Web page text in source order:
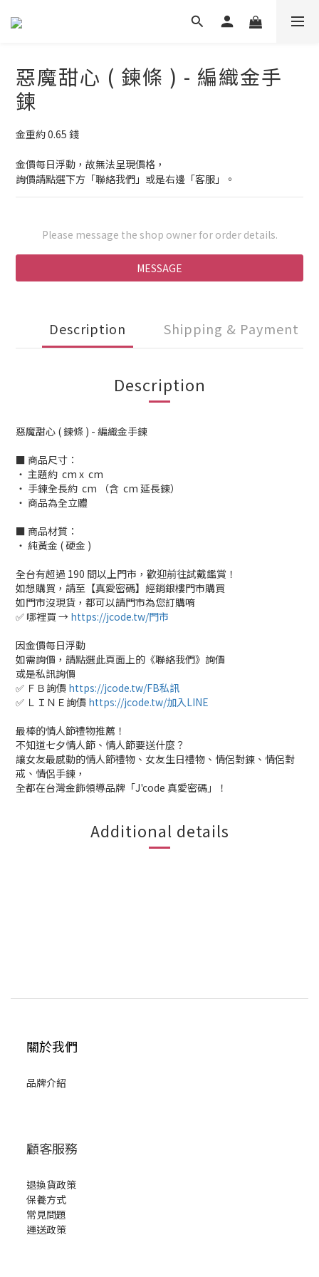
惡魔甜心 ( 鍊條 ) - 編織金手
鍊
金重約 0.65 錢
金價每日浮動，故無法呈現價格，
詢價請點選下方「聯絡我們」或是右邊「客服」。
Please message the shop owner for order details.
MESSAGE
Description Shipping & Payment
Description
惡魔甜心 ( 鍊條 ) - 編織金手鍊
■ 商品尺寸：
‧ 主題約 cm x cm
‧ 手鍊全長約 cm （含 cm 延長鍊）
‧ 商品為全立體
■ 商品材質：
‧ 純黃金 ( 硬金 )
全台有超過 190 間以上門市，歡迎前往試戴鑑賞！
如想購買，請至【真愛密碼】經銷銀樓門市購買
如門市沒現貨，都可以請門市為您訂購唷
✅ 哪裡買 → https://jcode.tw/門市
因金價每日浮動
如需詢價，請點選此頁面上的《聯絡我們》詢價
或是私訊詢價
✅ ＦＢ詢價 https://jcode.tw/FB私訊
✅ ＬＩＮＥ詢價 https://jcode.tw/加入LINE
最棒的情人節禮物推薦！
不知道七夕情人節、情人節要送什麼？
讓女友最感動的情人節禮物、女友生日禮物、情侶對鍊、情侶對
戒、情侶手鍊，
全都在台灣金飾領導品牌「J'code 真愛密碼」！
Additional details
關於我們
品牌介紹
顧客服務
退換貨政策
保養方式
常見問題
運送政策